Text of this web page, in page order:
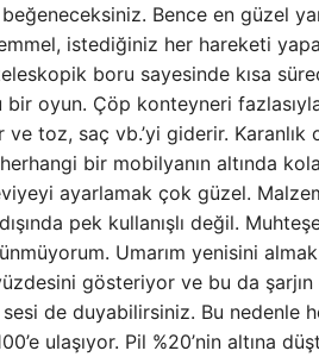
Bence en güzel
istediğiniz her hareketi
boru sayesinde kısa
bir oyun. Çöp konteyneri
ve toz, saç vb.’yi giderir.
bir mobilyanın altında
ayarlamak çok güzel.
pek kullanışlı değil.
Umarım yenisini
gösteriyor ve bu da
de duyabilirsiniz. Bu nedenle
ulaşıyor. Pil %20’nin altına